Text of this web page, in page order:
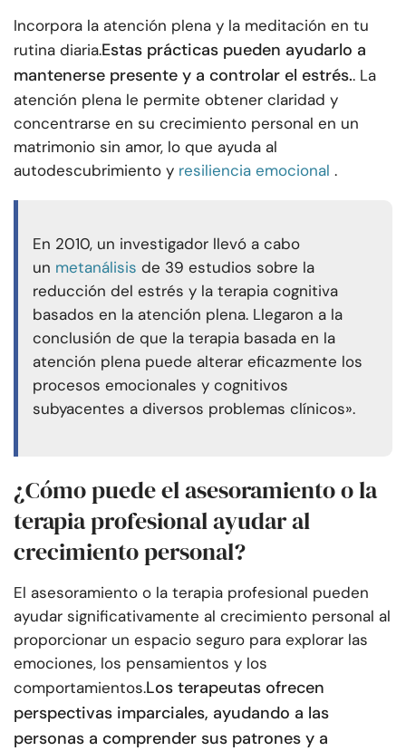
Incorpora la atención plena y la meditación en tu
rutina diaria.Estas prácticas pueden ayudarlo a
mantenerse presente y a controlar el estrés.. La
atención plena le permite obtener claridad y
concentrarse en su crecimiento personal en un
matrimonio sin amor, lo que ayuda al
autodescubrimiento y resiliencia emocional .
En 2010, un investigador llevó a cabo
un metanálisis de 39 estudios sobre la
reducción del estrés y la terapia cognitiva
basados en la atención plena. Llegaron a la
conclusión de que la terapia basada en la
atención plena puede alterar eficazmente los
procesos emocionales y cognitivos
subyacentes a diversos problemas clínicos».
¿Cómo puede el asesoramiento o la
terapia profesional ayudar al
crecimiento personal?
El asesoramiento o la terapia profesional pueden
ayudar significativamente al crecimiento personal al
proporcionar un espacio seguro para explorar las
emociones, los pensamientos y los
comportamientos.Los terapeutas ofrecen
perspectivas imparciales, ayudando a las
personas a comprender sus patrones y a